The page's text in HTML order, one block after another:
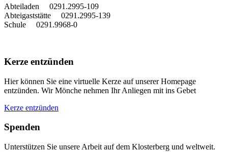
Abteiladen 0291.2995-109
Abteigaststätte 0291.2995-139
Schule 0291.9968-0
Kerze entzünden
Hier können Sie eine virtuelle Kerze auf unserer Homepage
entzünden. Wir Mönche nehmen Ihr Anliegen mit ins Gebet
Kerze entzünden
Spenden
Unterstützen Sie unsere Arbeit auf dem Klosterberg und weltweit.